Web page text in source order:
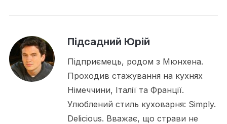
Підсадний Юрій
Підприємець, родом з Мюнхена.
Проходив стажування на кухнях
Німеччини, Італії та Франції.
Улюблений стиль куховарня: Simply.
Delicious. Вважає, що страви не